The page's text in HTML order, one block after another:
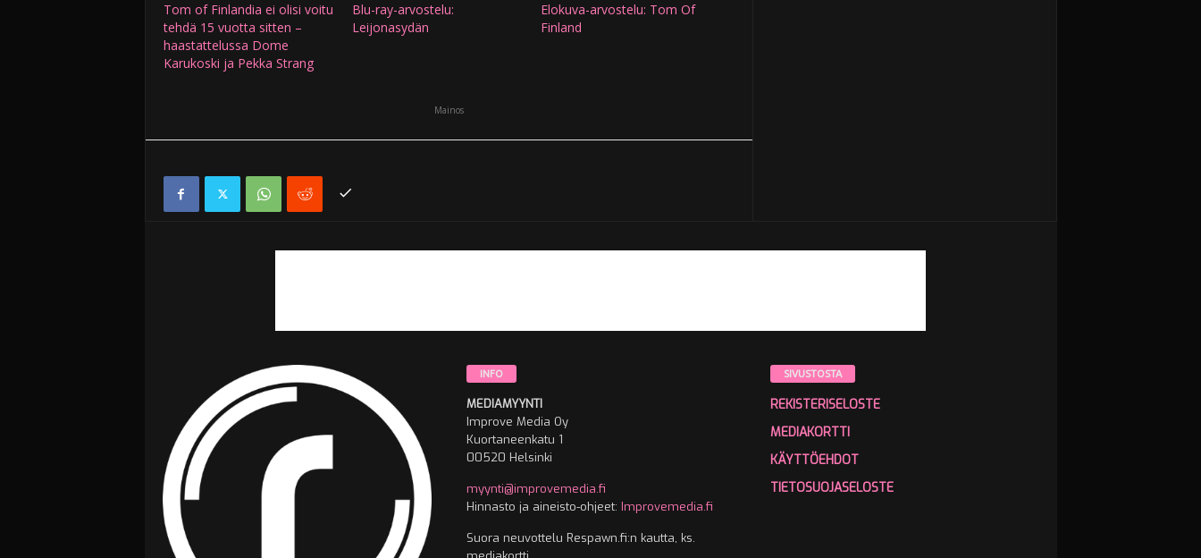
Tom of Finlandia ei olisi voitu
tehdä 15 vuotta sitten –
haastattelussa Dome
Karukoski ja Pekka Strang
Blu-ray-arvostelu:
Leijonasydän
Elokuva-arvostelu: Tom Of
Finland
Mainos
INFO
MEDIAMYYNTI
Improve Media Oy
Kuortaneenkatu 1
00520 Helsinki
myynti@improvemedia.fi
Hinnasto ja aineisto-ohjeet: Improvemedia.fi
Suora neuvottelu Respawn.fi:n kautta, ks.
SIVUSTOSTA
REKISTERISELOSTE
MEDIAKORTTI
KÄYTTÖEHDOT
TIETOSUOJASELOSTE